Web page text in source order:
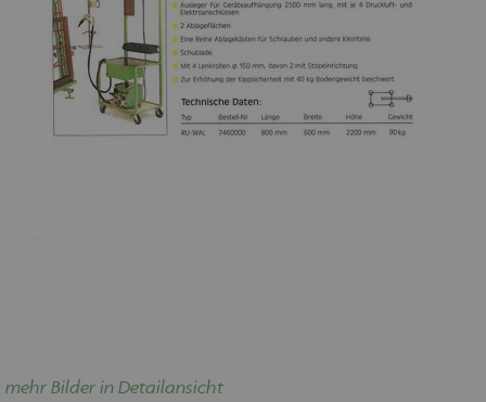
mehr Bilder in Detailansicht